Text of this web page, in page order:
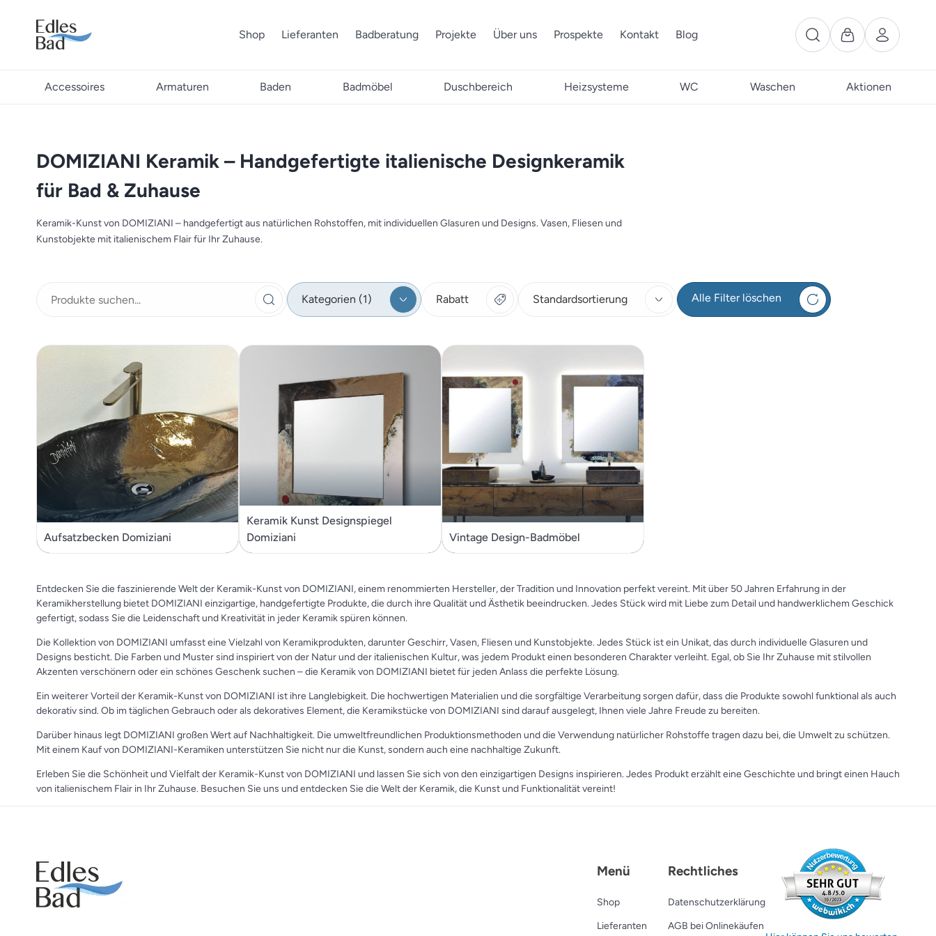
Shop Lieferanten Badberatung Projekte Über uns Prospekte Kontakt Blog
Accessoires Armaturen Baden Badmöbel Duschbereich Heizsysteme WC Waschen Aktionen
DOMIZIANI Keramik – Handgefertigte italienische Designkeramik
für Bad & Zuhause
Keramik-Kunst von DOMIZIANI – handgefertigt aus natürlichen Rohstoffen, mit individuellen Glasuren und Designs. Vasen, Fliesen und
Kunstobjekte mit italienischem Flair für Ihr Zuhause.
Kategorien (1) Rabatt Standardsortierung Alle Filter löschen
Aufsatzbecken Domiziani
Keramik Kunst Designspiegel
Domiziani
Vintage Design-Badmöbel
Entdecken Sie die faszinierende Welt der Keramik-Kunst von DOMIZIANI, einem renommierten Hersteller, der Tradition und Innovation perfekt vereint. Mit über 50 Jahren Erfahrung in der
Keramikherstellung bietet DOMIZIANI einzigartige, handgefertigte Produkte, die durch ihre Qualität und Ästhetik beeindrucken. Jedes Stück wird mit Liebe zum Detail und handwerklichem Geschick
gefertigt, sodass Sie die Leidenschaft und Kreativität in jeder Keramik spüren können.
Die Kollektion von DOMIZIANI umfasst eine Vielzahl von Keramikprodukten, darunter Geschirr, Vasen, Fliesen und Kunstobjekte. Jedes Stück ist ein Unikat, das durch individuelle Glasuren und
Designs besticht. Die Farben und Muster sind inspiriert von der Natur und der italienischen Kultur, was jedem Produkt einen besonderen Charakter verleiht. Egal, ob Sie Ihr Zuhause mit stilvollen
Akzenten verschönern oder ein schönes Geschenk suchen – die Keramik von DOMIZIANI bietet für jeden Anlass die perfekte Lösung.
Ein weiterer Vorteil der Keramik-Kunst von DOMIZIANI ist ihre Langlebigkeit. Die hochwertigen Materialien und die sorgfältige Verarbeitung sorgen dafür, dass die Produkte sowohl funktional als auch
dekorativ sind. Ob im täglichen Gebrauch oder als dekoratives Element, die Keramikstücke von DOMIZIANI sind darauf ausgelegt, Ihnen viele Jahre Freude zu bereiten.
Darüber hinaus legt DOMIZIANI großen Wert auf Nachhaltigkeit. Die umweltfreundlichen Produktionsmethoden und die Verwendung natürlicher Rohstoffe tragen dazu bei, die Umwelt zu schützen.
Mit einem Kauf von DOMIZIANI-Keramiken unterstützen Sie nicht nur die Kunst, sondern auch eine nachhaltige Zukunft.
Erleben Sie die Schönheit und Vielfalt der Keramik-Kunst von DOMIZIANI und lassen Sie sich von den einzigartigen Designs inspirieren. Jedes Produkt erzählt eine Geschichte und bringt einen Hauch
von italienischem Flair in Ihr Zuhause. Besuchen Sie uns und entdecken Sie die Welt der Keramik, die Kunst und Funktionalität vereint!
Menü
Shop
Lieferanten
Rechtliches
Datenschutzerklärung
AGB bei Onlinekäufen